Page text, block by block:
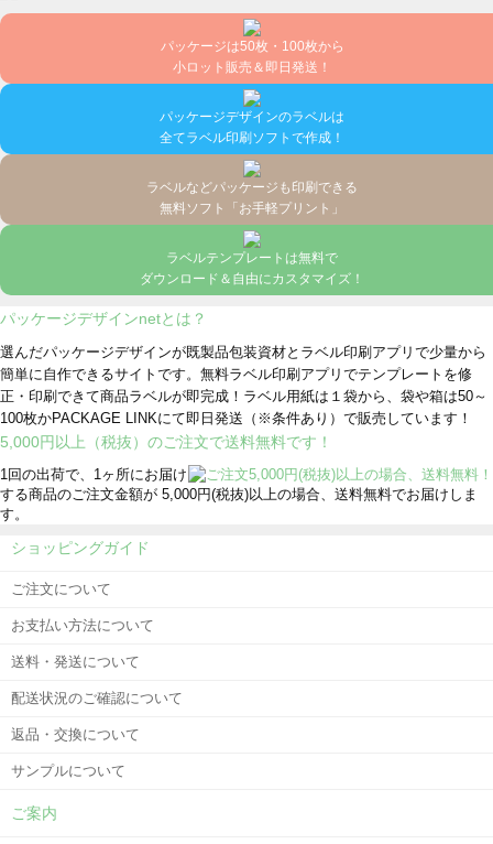
パッケージは50枚・100枚から
小ロット販売＆即日発送！
パッケージデザインのラベルは
全てラベル印刷ソフトで作成！
ラベルなどパッケージも印刷できる
無料ソフト「お手軽プリント」
ラベルテンプレートは無料で
ダウンロード＆自由にカスタマイズ！
パッケージデザインnetとは？
選んだパッケージデザインが既製品包装資材とラベル印刷アプリで少量から
簡単に自作できるサイトです。無料ラベル印刷アプリでテンプレートを修
正・印刷できて商品ラベルが即完成！ラベル用紙は１袋から、袋や箱は50～
100枚かPACKAGE LINKにて即日発送 （※条件あり） で販売しています！
5,000円以上（税抜）のご注文で送料無料です！
1回の出荷で、1ヶ所にお届け
する商品のご注文金額が 5,000円(税抜)以上の場合、送料無料でお届けしま
す。
ショッピングガイド
ご注文について
お支払い方法について
送料・発送について
配送状況のご確認について
返品・交換について
サンプルについて
ご案内